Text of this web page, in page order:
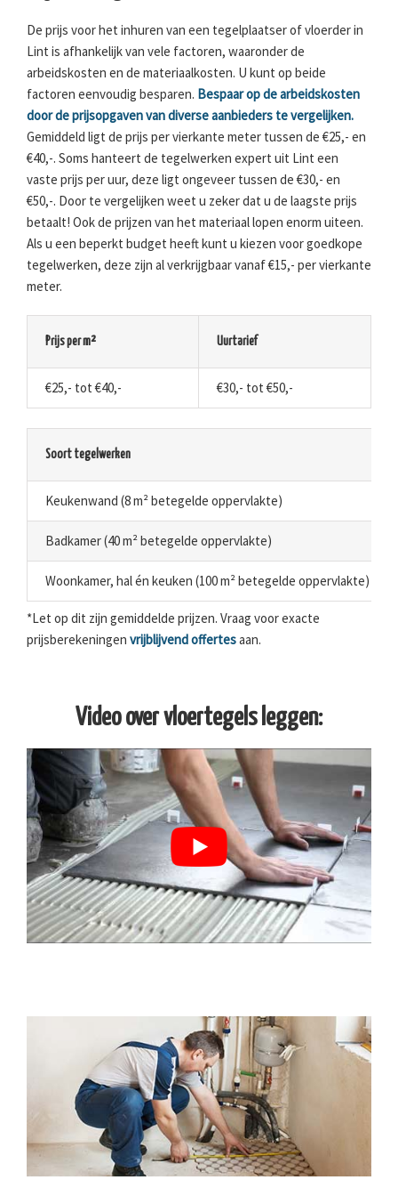
De prijs voor het inhuren van een tegelplaatser of vloerder in
Lint is afhankelijk van vele factoren, waaronder de
arbeidskosten en de materiaalkosten. U kunt op beide
factoren eenvoudig besparen. Bespaar op de arbeidskosten
door de prijsopgaven van diverse aanbieders te vergelijken.
Gemiddeld ligt de prijs per vierkante meter tussen de €25,- en
€40,-. Soms hanteert de tegelwerken expert uit Lint een
vaste prijs per uur, deze ligt ongeveer tussen de €30,- en
€50,-. Door te vergelijken weet u zeker dat u de laagste prijs
betaalt! Ook de prijzen van het materiaal lopen enorm uiteen.
Als u een beperkt budget heeft kunt u kiezen voor goedkope
tegelwerken, deze zijn al verkrijgbaar vanaf €15,- per vierkante
meter.
Prijs per m² Uurtarief
€25,- tot €40,- €30,- tot €50,-
Soort tegelwerken
Keukenwand (8 m² betegelde oppervlakte)
Badkamer (40 m² betegelde oppervlakte)
Woonkamer, hal én keuken (100 m² betegelde oppervlakte)
*Let op dit zijn gemiddelde prijzen. Vraag voor exacte
prijsberekeningen vrijblijvend offertesaan.
Video over vloertegels leggen: